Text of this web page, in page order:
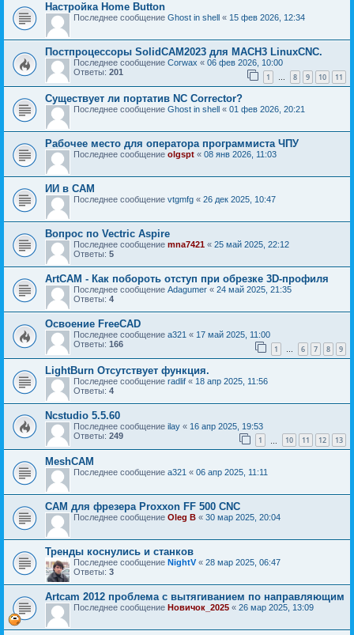
Настройка Home Button
Последнее сообщение Ghost in shell « 15 фев 2026, 12:34
Постпроцессоры SolidCAM2023 для MACH3 LinuxCNC.
Последнее сообщение Corwax « 06 фев 2026, 10:00
Ответы: 201 1 … 8 9 10 11
Существует ли портатив NC Corrector?
Последнее сообщение Ghost in shell « 01 фев 2026, 20:21
Рабочее место для оператора программиста ЧПУ
Последнее сообщение olgspt « 08 янв 2026, 11:03
ИИ в САМ
Последнее сообщение vtgmfg « 26 дек 2025, 10:47
Вопрос по Vectric Aspire
Последнее сообщение mna7421 « 25 май 2025, 22:12
Ответы: 5
ArtCAM - Как побороть отступ при обрезке 3D-профиля
Последнее сообщение Adagumer « 24 май 2025, 21:35
Ответы: 4
Освоение FreeCAD
Последнее сообщение a321 « 17 май 2025, 11:00
Ответы: 166 1 … 6 7 8 9
LightBurn Отсутствует функция.
Последнее сообщение radlif « 18 апр 2025, 11:56
Ответы: 4
Ncstudio 5.5.60
Последнее сообщение ilay « 16 апр 2025, 19:53
Ответы: 249 1 10 11 12 13
MeshCAM
Последнее сообщение a321 « 06 апр 2025, 11:11
CAM для фрезера Proxxon FF 500 CNC
Последнее сообщение Oleg B « 30 мар 2025, 20:04
Тренды коснулись и станков
Последнее сообщение NightV« 28 мар 2025, 06:47
Ответы: 3
Artcam 2012 проблема с вытягиванием по направляющим
Последнее сообщение Новичок_2025 « 26 мар 2025, 13:09